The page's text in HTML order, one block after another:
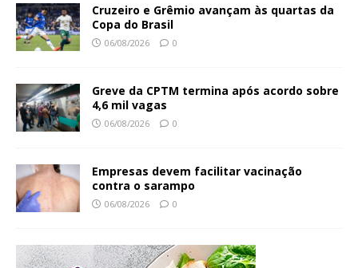
Cruzeiro e Grêmio avançam às quartas da
Copa do Brasil
06/08/2026 0
Greve da CPTM termina após acordo sobre
4,6 mil vagas
06/08/2026 0
Empresas devem facilitar vacinação
contra o sarampo
06/08/2026 0